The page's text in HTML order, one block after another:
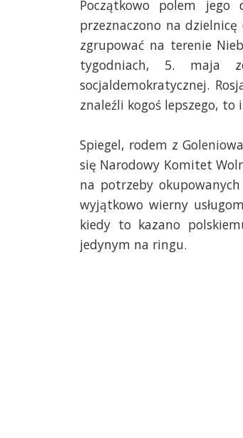
Początkowo polem jego
przeznaczono na
zgrupować na terenie
tygodniach, 5. maja
socjaldemokratycznej.
znaleźli kogoś lepszego, to
Spiegel, rodem z
się Narodowy Komitet
na potrzeby
wyjątkowo wierny
kiedy to kazano
jedynym na ringu.